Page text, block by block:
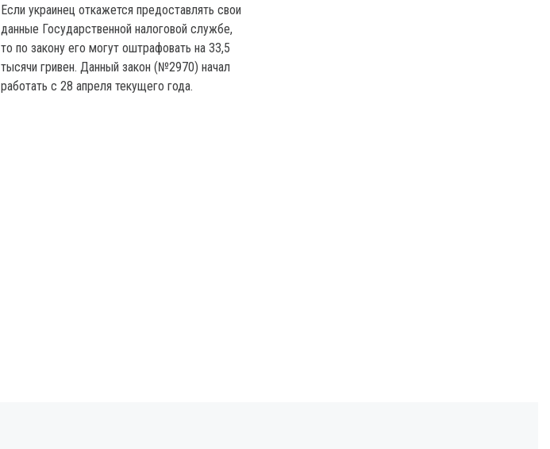
Если украинец откажется предоставлять свои
данные Государственной налоговой службе,
то по закону его могут оштрафовать на 33,5
тысячи гривен. Данный закон (№2970) начал
работать с 28 апреля текущего года.